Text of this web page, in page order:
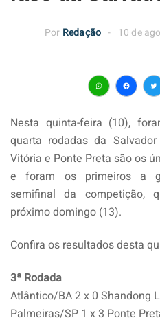
Por Redação 10 de
Nesta quinta-feira (10),
quarta rodadas da
Vitória e Ponte Preta são os
e foram os primeiros a
semifinal da competição,
próximo domingo (13).
Confira os resultados desta
3ª Rodada
Atlântico/BA 2 x 0 Shandong
Palmeiras/SP 1 x 3 Ponte